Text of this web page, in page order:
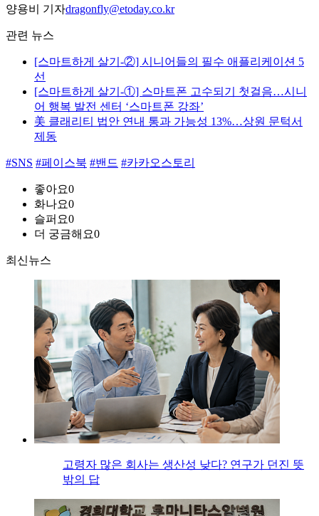
양용비 기자dragonfly@etoday.co.kr
관련 뉴스
[스마트하게 살기-②] 시니어들의 필수 애플리케이션 5
선
[스마트하게 살기-①] 스마트폰 고수되기 첫걸음…시니
어 행복 발전 센터 ‘스마트폰 강좌’
美 클래리티 법안 연내 통과 가능성 13%…상원 문턱서
제동
#SNS #페이스북 #밴드 #카카오스토리
좋아요0
화나요0
슬퍼요0
더 궁금해요0
최신뉴스
고령자 많은 회사는 생산성 낮다? 연구가 던진 뜻
밖의 답